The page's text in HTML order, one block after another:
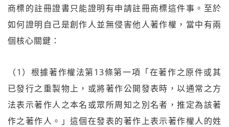
商標的註冊證書只能證明有申請註冊商標這件事。至於
如何證明自己是創作人並無侵害他人著作權，當中有兩
個核心關鍵：
（1）根據著作權法第13條第一項「在著作之原件或其
已發行之重製物上，或將著作公開發表時，以通常之方
法表示著作人之本名或眾所周知之別名者，推定為該著
作之著作人。」這個在發表的著作上表示著作權人的姓